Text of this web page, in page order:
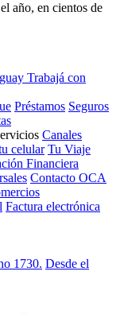
año, en cientos de
Trabajá con
Préstamos Seguros
Canales
celular Tu Viaje
Financiera
Contacto OCA
Factura electrónica
1730. Desde el